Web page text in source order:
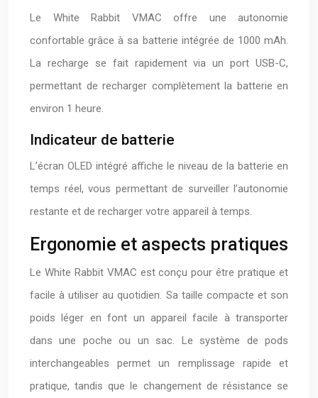
Le White Rabbit VMAC offre une autonomie
confortable grâce à sa batterie intégrée de 1000 mAh.
La recharge se fait rapidement via un port USB-C,
permettant de recharger complètement la batterie en
environ 1 heure.
Indicateur de batterie
L’écran OLED intégré affiche le niveau de la batterie en
temps réel, vous permettant de surveiller l’autonomie
restante et de recharger votre appareil à temps.
Ergonomie et aspects pratiques
Le White Rabbit VMAC est conçu pour être pratique et
facile à utiliser au quotidien. Sa taille compacte et son
poids léger en font un appareil facile à transporter
dans une poche ou un sac. Le système de pods
interchangeables permet un remplissage rapide et
pratique, tandis que le changement de résistance se